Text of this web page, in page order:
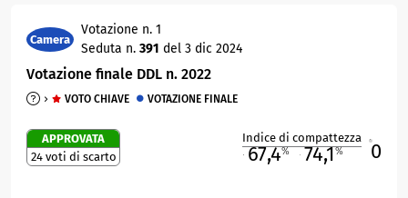
Camera
Votazione n. 1
Seduta n. 391 del 3 dic 2024
Votazione finale DDL n. 2022
VOTO CHIAVE VOTAZIONE FINALE
APPROVATA
24 voti di scarto
Indice di compattezza
67,4% 74,1% 0